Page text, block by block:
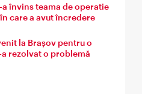
a învins teama de operatie
care a avut încredere
la Brașov pentru o
rezolvat o problemă